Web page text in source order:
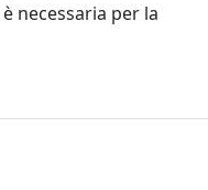
necessaria per la